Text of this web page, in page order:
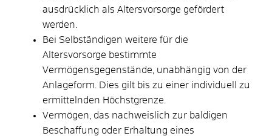
ausdrücklich als Altersvorsorge gefördert
werden.
Bei Selbständigen weitere für die
Altersvorsorge bestimmte
Vermögensgegenstände, unabhängig von der
Anlageform. Dies gilt bis zu einer individuell zu
ermittelnden Höchstgrenze.
Vermögen, das nachweislich zur baldigen
Beschaffung oder Erhaltung eines